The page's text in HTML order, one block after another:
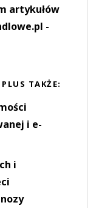
artykułów
-
TAKŻE:
i e-
i